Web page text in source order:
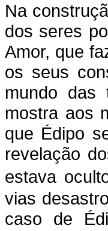
Na
dos seres
Amor, que
os seus
mundo das
mostra aos
que Édipo
revelação
estava
vias
caso de